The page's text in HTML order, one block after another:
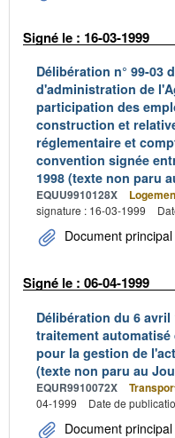
Signé le : 16-03-1999
Délibération n° 99-03
d'administration de
participation des
construction et
réglementaire et
convention signée
1998 (texte non paru
EQUU9910128X
signature : 16-03-1999
Document principal
Signé le : 06-04-1999
Délibération du 6
traitement
pour la gestion de
(texte non paru au
EQUR9910072X
04-1999
Date de
Document principal